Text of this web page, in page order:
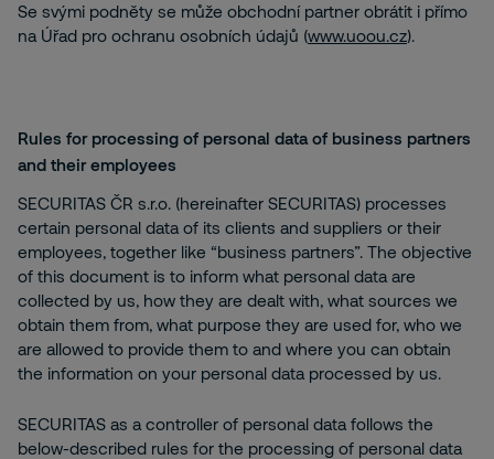
Se svými podněty se může obchodní partner obrátit i přímo
na Úřad pro ochranu osobních údajů (www.uoou.cz).
Rules for processing of personal data of business partners
and their employees
SECURITAS ČR s.r.o. (hereinafter SECURITAS) processes
certain personal data of its clients and suppliers or their
employees, together like “business partners”. The objective
of this document is to inform what personal data are
collected by us, how they are dealt with, what sources we
obtain them from, what purpose they are used for, who we
are allowed to provide them to and where you can obtain
the information on your personal data processed by us.
SECURITAS as a controller of personal data follows the
below-described rules for the processing of personal data